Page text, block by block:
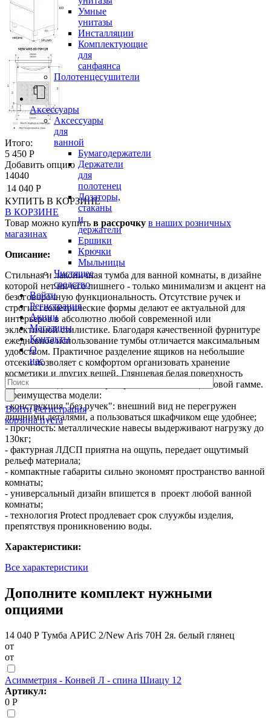
Умные
унитазы
Инсталляции
Комплектующие
для
санфаянса
Полотенцесушители
Аксессуары
Аксессуары
для
ванной
Бумагодержатели
Держатели
для
полотенец
Дозаторы,
стаканы
и
держатели
Ершики
Крючки
Мыльницы
Чистящее
средство
Войти
Регистрация
Акции
Магазины
Контакты
О
нас
Войти Регистрация
корзина пуста
Итого:
5 450 Р
Добавить опцию
14040
14 040 Р
КУПИТЬ В КОРЗИНЕ
В КОРЗИНЕ
Товар можно купить в рассрочку в наших розничных
магазинах
Описание:
Стильная и лаконичная тумба для ванной комнаты, в дизайне
которой нет ничего лишнего - только минимализм и акцент на
безоговорочную функциональность. Отсутствие ручек и
строгие геометрические формы делают ее актуальной для
интерьеров в абсолютно любой современной или
эклектичной стилистике. Благодаря качественной фурнитуре
ежедневное использование тумбы отличается максимальным
удобством. Практичное разделение ящиков на небольшие
отсеки позволяет с комфортом организовать хранение
косметики и других вещей. Глянцевая белая поверхность
гармонично дополнит пространства в любой цветовой гамме.
Преимущества модели:
- конструкция "без ручек": внешний вид не перегружен
лишними деталями, а пользоваться шкафчиком еще удобнее;
- прочность: металлические навесы выдерживают нагрузку до
130кг;
- фактурная ЛДСП приятна на ощупь, передает ощутимый
рельеф материала;
- компактные габариты сильно экономят пространство ванной
комнаты;
- универсальный дизайн впишется в проект любой ванной
комнаты;
- технология Protect продлевает срок слуужбы изделия,
препятствуя проникновению воды.
Характеристики:
Все характеристики
Дополните комплект нужными
опциями
14 040 Р Тумба АРИС 2/New Aris 70Н 2я. белый глянец
от
от
Асимметрия - Конвей Л - спина Шиацу 12
Артикул:
0 Р